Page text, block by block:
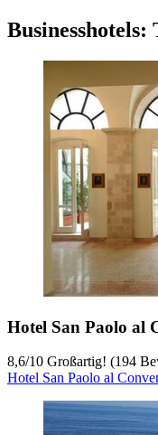
Hotel San Paolo al
8,6/10 Großartig! (194
Hotel San Paolo al